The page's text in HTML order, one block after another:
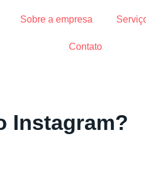
Sobre a empresa
Contato
Instagram?